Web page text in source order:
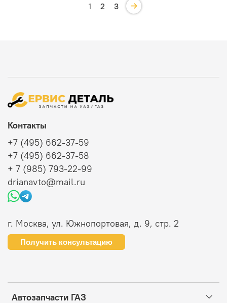
1 2 3
Автозапчасти ГАЗ
Контакты
+7 (495) 662-37-59
+7 (495) 662-37-58
+ 7 (985) 793-22-99
drianavto@mail.ru
г. Москва, ул. Южнопортовая, д. 9, стр. 2
Получить консультацию